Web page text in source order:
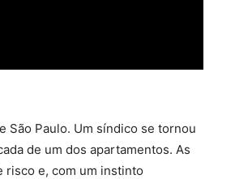
São Paulo. Um síndico se tornou
de um dos apartamentos. As
risco e, com um instinto